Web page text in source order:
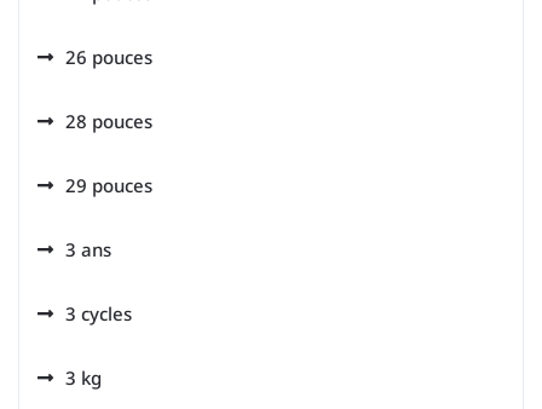
26 pouces
28 pouces
29 pouces
3 ans
3 cycles
3 kg